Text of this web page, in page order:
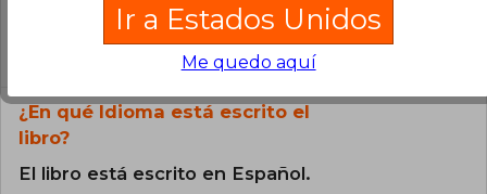
Todos los libros de nuestro
catálogo son Originales.
¿En qué Idioma está escrito el
libro?
El libro está escrito en Español.
Ir a Estados Unidos
Me quedo aquí